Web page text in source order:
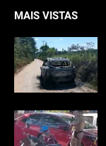
MAIS VISTAS